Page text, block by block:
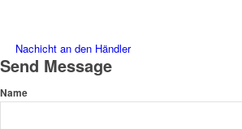
Nachicht an den Händler
Send Message
Name